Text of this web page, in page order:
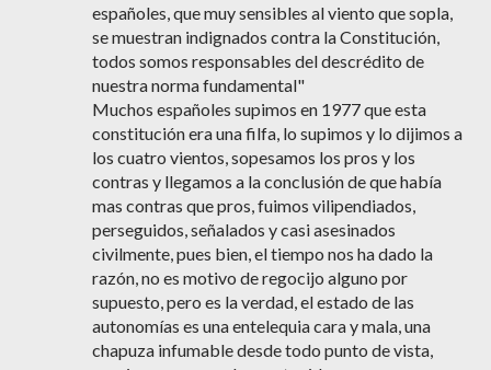
españoles, que muy sensibles al viento que sopla,
se muestran indignados contra la Constitución,
todos somos responsables del descrédito de
nuestra norma fundamental"
Muchos españoles supimos en 1977 que esta
constitución era una filfa, lo supimos y lo dijimos a
los cuatro vientos, sopesamos los pros y los
contras y llegamos a la conclusión de que había
mas contras que pros, fuimos vilipendiados,
perseguidos, señalados y casi asesinados
civilmente, pues bien, el tiempo nos ha dado la
razón, no es motivo de regocijo alguno por
supuesto, pero es la verdad, el estado de las
autonomías es una entelequia cara y mala, una
chapuza infumable desde todo punto de vista,